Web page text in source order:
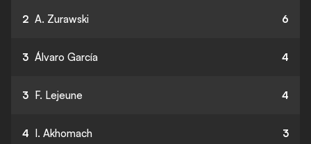
2 A. Zurawski 6
3 Álvaro García 4
3 F. Lejeune 4
4 I. Akhomach 3